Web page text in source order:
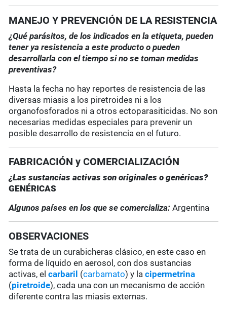
MANEJO Y PREVENCIÓN DE LA RESISTENCIA
¿Qué parásitos, de los indicados en la etiqueta, pueden
tener ya resistencia a este producto o pueden
desarrollarla con el tiempo si no se toman medidas
preventivas?
Hasta la fecha no hay reportes de resistencia de las
diversas miasis a los piretroides ni a los
organofosforados ni a otros ectoparasiticidas. No son
necesarias medidas especiales para prevenir un
posible desarrollo de resistencia en el futuro.
FABRICACIÓN y COMERCIALIZACIÓN
¿Las sustancias activas son originales o genéricas?
GENÉRICAS
Algunos países en los que se comercializa:Argentina
OBSERVACIONES
Se trata de un curabicheras clásico, en este caso en
forma de líquido en aerosol, con dos sustancias
activas, el carbaril (carbamato) y lacipermetrina
(piretroide), cada una con un mecanismo de acción
diferente contra las miasis externas.